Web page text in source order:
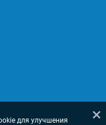
×
для улучшения